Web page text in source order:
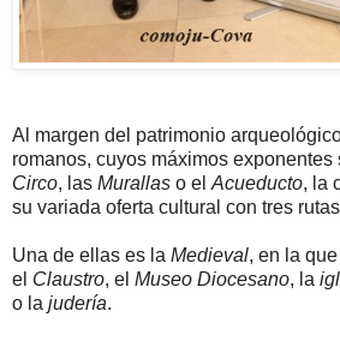
Al margen del patrimonio
romanos, cuyos máximos
Circo, las Murallas o elAcueducto, la
su variada oferta cultural con tres
Una de ellas es la Medieval, en la
el Claustro, el Museo Diocesano, la
o la judería.